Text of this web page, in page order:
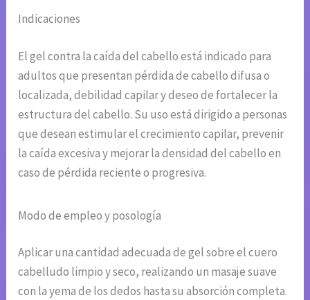
Indicaciones
El gel contra la caída del cabello está indicado para
adultos que presentan pérdida de cabello difusa o
localizada, debilidad capilar y deseo de fortalecer la
estructura del cabello. Su uso está dirigido a personas
que desean estimular el crecimiento capilar, prevenir
la caída excesiva y mejorar la densidad del cabello en
caso de pérdida reciente o progresiva.
Modo de empleo y posología
Aplicar una cantidad adecuada de gel sobre el cuero
cabelludo limpio y seco, realizando un masaje suave
con la yema de los dedos hasta su absorción completa.